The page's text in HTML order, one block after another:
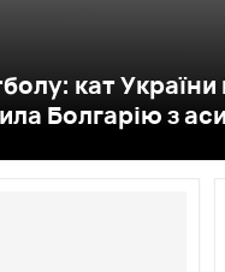
кат України
Болгарію з